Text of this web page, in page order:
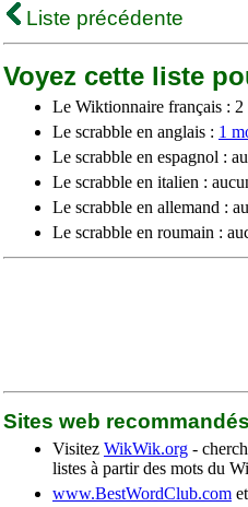
Liste précédente
Voyez cette liste
Le Wiktionnaire français : 2
Le scrabble en anglais : 1
Le scrabble en espagnol :
Le scrabble en italien :
Le scrabble en allemand :
Le scrabble en roumain :
Sites web recommandés
Visitez WikWik.org -
listes à partir des mots du
www.BestWordClub.com et